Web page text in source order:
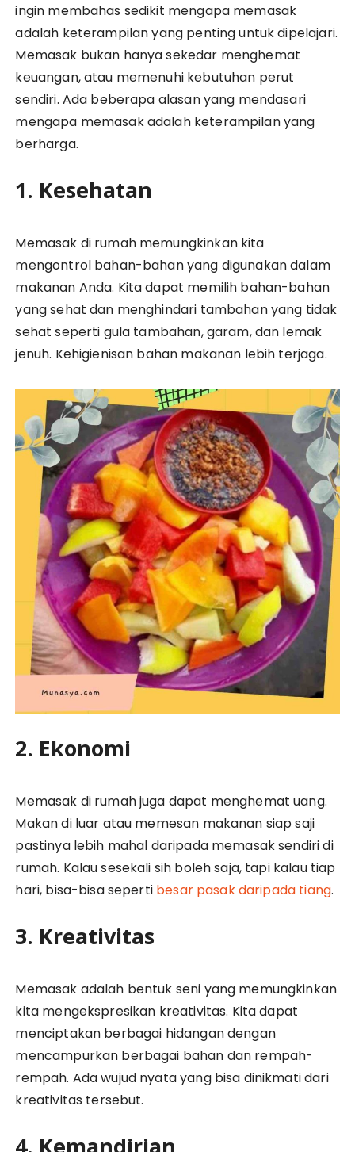
ingin membahas sedikit mengapa memasak
adalah keterampilan yang penting untuk dipelajari.
Memasak bukan hanya sekedar menghemat
keuangan, atau memenuhi kebutuhan perut
sendiri. Ada beberapa alasan yang mendasari
mengapa memasak adalah keterampilan yang
berharga.
1. Kesehatan
Memasak di rumah memungkinkan kita
mengontrol bahan-bahan yang digunakan dalam
makanan Anda. Kita dapat memilih bahan-bahan
yang sehat dan menghindari tambahan yang tidak
sehat seperti gula tambahan, garam, dan lemak
jenuh. Kehigienisan bahan makanan lebih terjaga.
2. Ekonomi
Memasak di rumah juga dapat menghemat uang.
Makan di luar atau memesan makanan siap saji
pastinya lebih mahal daripada memasak sendiri di
rumah. Kalau sesekali sih boleh saja, tapi kalau tiap
hari, bisa-bisa seperti besar pasak daripada tiang.
3. Kreativitas
Memasak adalah bentuk seni yang memungkinkan
kita mengekspresikan kreativitas. Kita dapat
menciptakan berbagai hidangan dengan
mencampurkan berbagai bahan dan rempah-
rempah. Ada wujud nyata yang bisa dinikmati dari
kreativitas tersebut.
4. Kemandirian